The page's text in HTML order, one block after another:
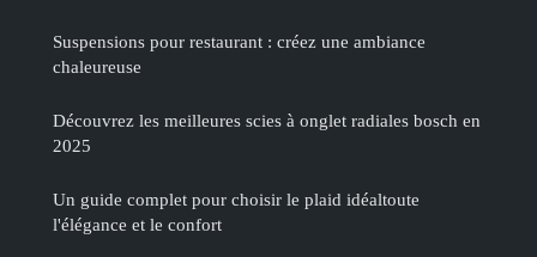
Suspensions pour restaurant : créez une ambiance
chaleureuse
Découvrez les meilleures scies à onglet radiales bosch en
2025
Un guide complet pour choisir le plaid idéaltoute
l'élégance et le confort